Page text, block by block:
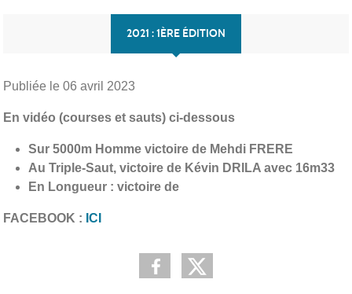
2021 : 1ÈRE ÉDITION
Publiée le 06 avril 2023
En vidéo (courses et sauts) ci-dessous
Sur 5000m Homme victoire de Mehdi FRERE
Au Triple-Saut, victoire de Kévin DRILA avec 16m33
En Longueur : victoire de
FACEBOOK : ICI